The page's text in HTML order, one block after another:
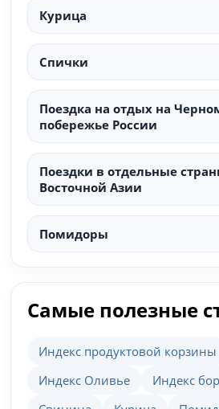
Курица
Спички
Поездка на отдых на
побережье России
Поездки в отдельные
Восточной Азии
Помидоры
Самые полезные
Индекс продуктовой корзины
Индекс Оливье
Индекс